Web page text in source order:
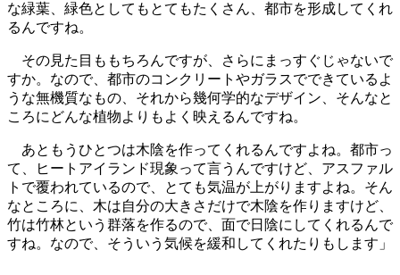
な緑葉、緑色としてもとてもたくさん、都市を形成してくれ
るんですね。
その見た目ももちろんですが、さらにまっすぐじゃないで
すか。なので、都市のコンクリートやガラスでできているよ
うな無機質なもの、それから幾何学的なデザイン、そんなと
ころにどんな植物よりもよく映えるんですね。
あともうひとつは木陰を作ってくれるんですよね。都市っ
て、ヒートアイランド現象って言うんですけど、アスファル
トで覆われているので、とても気温が上がりますよね。そん
なところに、木は自分の大きさだけで木陰を作りますけど、
竹は竹林という群落を作るので、面で日陰にしてくれるんで
すね。なので、そういう気候を緩和してくれたりもします」